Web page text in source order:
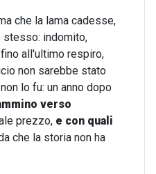
che la lama cadesse,
indomito,
all'ultimo respiro,
non sarebbe stato
lo fu: un anno dopo
verso
prezzo, e con quali
che la storia non ha